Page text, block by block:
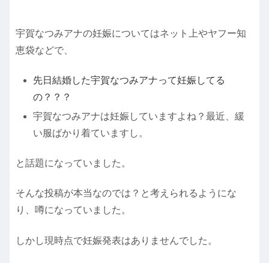
宇賀なつみアナの妊娠についてはネット上やヤフー知
恵袋などで、
先日結婚した宇賀なつみアナって妊娠してる
の？？？
宇賀なつみアナは妊娠していますよね？最近、緩
い服ばかり着ていますし。
と話題になっていました。
そんな投稿が本当なのでは？と考えられるようにな
り、噂になっていました。
しかし現時点で妊娠発表はありませんでした。